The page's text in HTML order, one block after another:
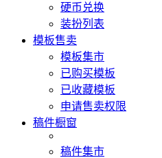
硬币兑换
装扮列表
模板售卖
模板集市
已购买模板
已收藏模板
申请售卖权限
稿件橱窗
稿件集市